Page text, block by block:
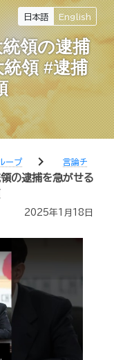
日本語 English
統領の逮捕
領 #逮捕
ープ chevron_right
言論チ
領の逮捕を急がせる
2025年1月18日